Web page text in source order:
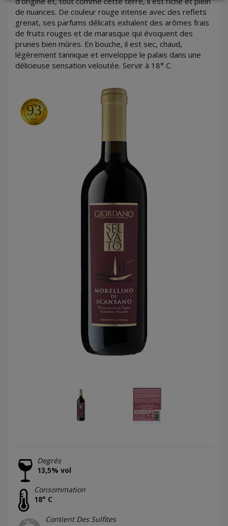
LOGIN
de nuances. De couleur rouge intense avec des reflets
grenat, ses parfums délicats exhalent des arômes frais
de fruits rouges et de marasque qui évoquent des
prunes bien mûres. En bouche, il est sec, chaud,
légèrement tannique et enveloppe le palais dans une
délicieuse sensation veloutée. Servir à 18° C.
93
Degrés
13,5% vol
Consommation
18° C
Contient Des Sulfites